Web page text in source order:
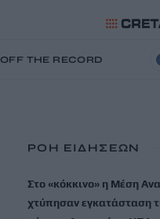
OFF THE RECORD
ΡΟΗ ΕΙΔΗΣΕΩΝ
Στο «κόκκινο» η Μέση
χτύπησαν εγκατάσταση